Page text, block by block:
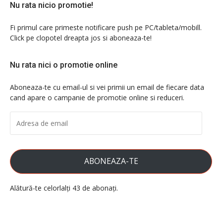
Nu rata nicio promotie!
Fi primul care primeste notificare push pe PC/tableta/mobill.
Click pe clopotel dreapta jos si aboneaza-te!
Nu rata nici o promotie online
Aboneaza-te cu email-ul si vei primii un email de fiecare data
cand apare o campanie de promotie online si reduceri.
DE
EMAIL
ABONEAZA-TE
Alătură-te celorlalți 43 de abonați.